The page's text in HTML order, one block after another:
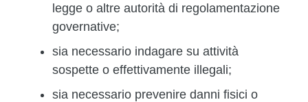
legge o altre autorità di regolamentazione
governative;
sia necessario indagare su attività
sospette o effettivamente illegali;
sia necessario prevenire danni fisici o